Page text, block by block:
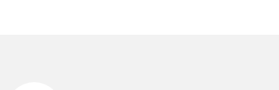
iletebilirsiniz.